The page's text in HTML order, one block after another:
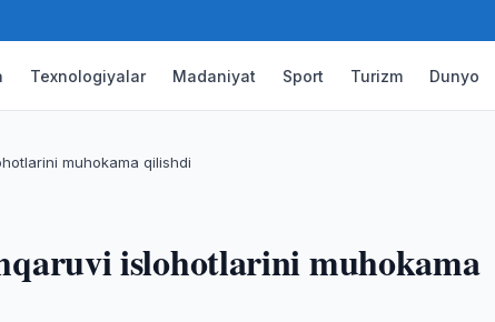
Texnologiyalar Madaniyat Sport Turizm Dunyo
muhokama qilishdi
islohotlarini muhokama